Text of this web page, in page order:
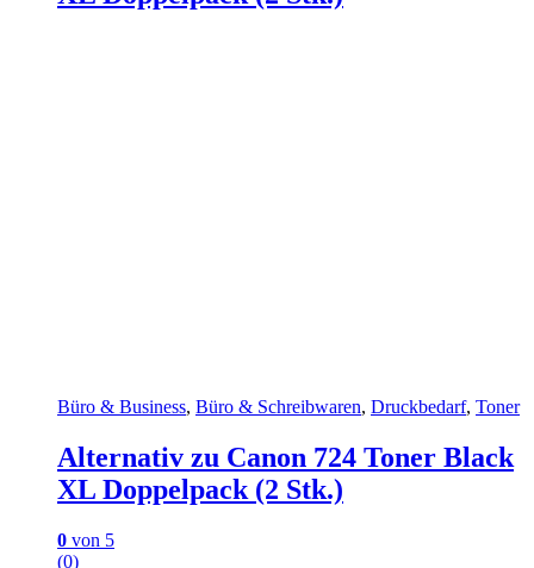
Büro & Business, Büro & Schreibwaren, Druckbedarf, Toner
Alternativ zu Canon 724 Toner Black
XL Doppelpack (2 Stk.)
0 von 5
(0)